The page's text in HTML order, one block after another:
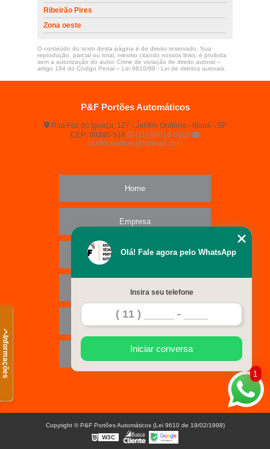
Informações
Ribeirão Pires
Zona oeste
O conteúdo do texto desta página é de direito reservado. Sua
reprodução, parcial ou total, mesmo citando nossos links, é proibida
sem a autorização do autor. Crime de violação de direito autoral –
artigo 184 do Código Penal – Lei 9610/98 - Lei de direitos autorais.
P&F Portões Automáticos
Rua Foz do Iguaçu, 127 - Jardim Oratório - Mauá - SP
CEP: 09380-514
(11) 99516-0364
assitecportoes@hotmail.com
Home
Empresa
Missão
Serviços
Contato
Mapa do site
1
Olá! Fale agora pelo WhatsApp
Insira seu telefone
Iniciar conversa
Copyright © P&F Portões Automáticos (Lei 9610 de 19/02/1998)
W3C